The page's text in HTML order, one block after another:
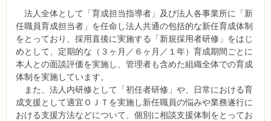
法人全体として「育成担当指導者」及び法人各事業所に「新
任職員育成担当者」を任命し法人共通の包括的な新任育成体制
をとっており、採用直後に実施する「新規採用者研修」をはじ
めとして、定期的な（３ヶ月／６ヶ月／１年）育成期間ごとに
本人との面談評価を実施し、管理者も含めた組織全体での育成
体制を実施しています。
また、法人内研修として「初任者研修」や、日常における育
成支援として適宜ＯＪＴを実施し新任職員の悩みや業務遂行に
おける支援方法などについて、個別に相談支援体制をとってお